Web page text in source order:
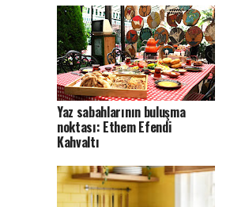
Yaz sabahlarının buluşma
noktası: Ethem Efendi
Kahvaltı